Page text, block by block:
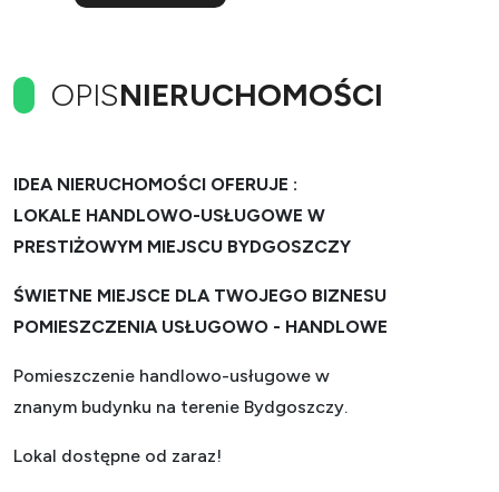
OPISNIERUCHOMOŚCI
IDEA NIERUCHOMOŚCI OFERUJE :
LOKALE HANDLOWO-USŁUGOWE W
PRESTIŻOWYM MIEJSCU BYDGOSZCZY
ŚWIETNE MIEJSCE DLA TWOJEGO BIZNESU
POMIESZCZENIA USŁUGOWO - HANDLOWE
Pomieszczenie handlowo-usługowe w
znanym budynku na terenie Bydgoszczy.
Lokal dostępne od zaraz!